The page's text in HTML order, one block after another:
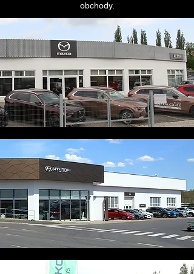
obchody.